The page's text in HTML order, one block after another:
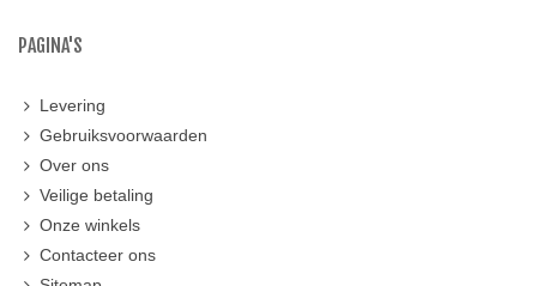
PAGINA'S
Levering
Gebruiksvoorwaarden
Over ons
Veilige betaling
Onze winkels
Contacteer ons